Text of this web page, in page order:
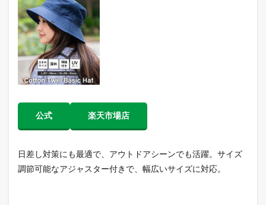
公式 楽天市場店
日差し対策にも最適で、アウトドアシーンでも活躍。サイズ
調節可能なアジャスター付きで、幅広いサイズに対応。